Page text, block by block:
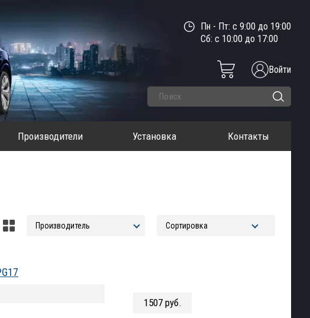
Пн - Пт: с 9:00 до 19:00
Сб: с 10:00 до 17:00
Войти
Производители Установка Контакты
1507 руб.